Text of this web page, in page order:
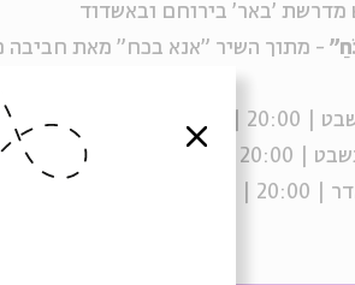
מדרשת 'באר' בירוחם ובאשדוד
- מתוך השיר "אנא בכח" מאת חביבה
סגור